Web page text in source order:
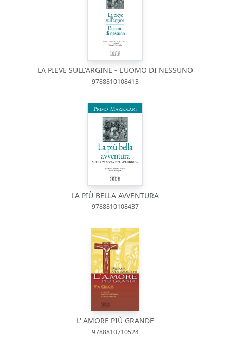
LA PIEVE SULL'ARGINE - L'UOMO DI NESSUNO
9788810108413
LA PIÙ BELLA AVVENTURA
9788810108437
L' AMORE PIÙ GRANDE
9788810710524